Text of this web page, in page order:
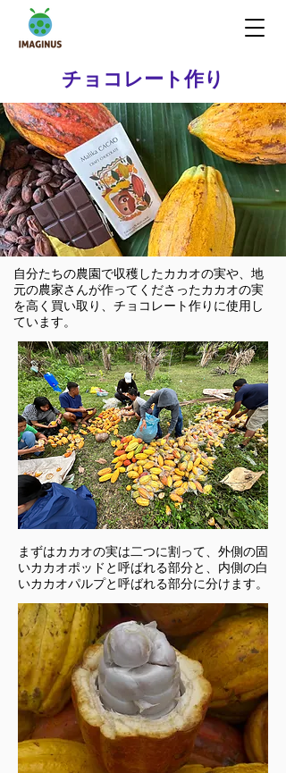
チョコレート作り
自分たちの農園で収穫したカカオの実や、地
元の農家さんが作ってくださったカカオの実
を高く買い取り、チョコレート作りに使用し
ています。
まずはカカオの実は二つに割って、外側の固
いカカオポッドと呼ばれる部分と、内側の白
いカカオパルプと呼ばれる部分に分けます。